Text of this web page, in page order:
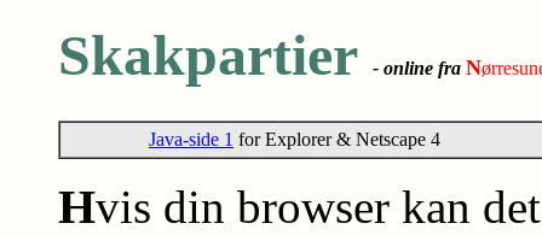
Skakpartier - online fra N
Java-side 1 for Explorer & Netscape 4
Hvis din browser kan